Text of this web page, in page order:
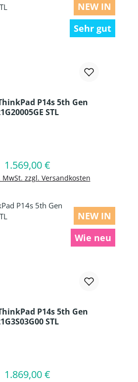
NEW IN
Sehr gut
P14s 5th Gen
STL
Regulärer Preis:
1.569,00 €
MwSt. zzgl. Versandkosten
den Warenkorb
NEW IN
Wie neu
P14s 5th Gen
STL
Regulärer Preis:
1.869,00 €
den Warenkorb